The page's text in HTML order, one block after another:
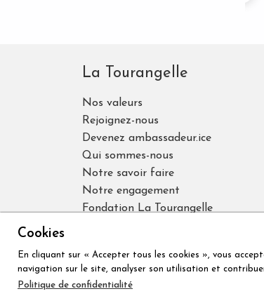
La Tourangelle
Nos valeurs
Rejoignez-nous
Devenez ambassadeur.ice
Qui sommes-nous
Notre savoir faire
Notre engagement
Fondation La Tourangelle
© 2026, La Tourangelle
Cookies
En cliquant sur « Accepter tous les cookies », vous
navigation sur le site, analyser son utilisation et
Politique de confidentialité